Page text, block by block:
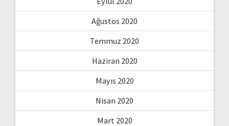
Ağustos 2020
Temmuz 2020
Haziran 2020
Mayıs 2020
Nisan 2020
Mart 2020